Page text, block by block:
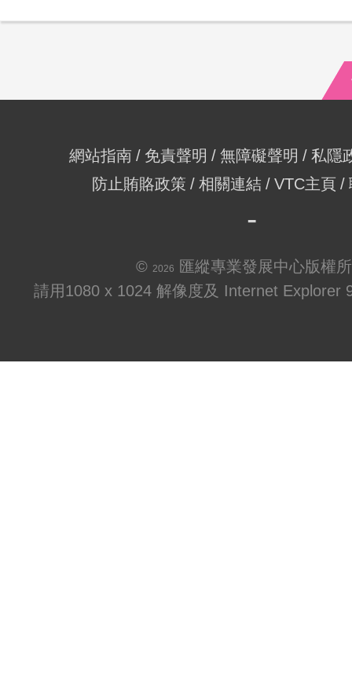
網站指南 免責聲明 無障礙聲明
私隱
防止賄賂政策
相關連結 VTC主頁
© 2026
匯縱專業發展中心版權
請用1080 x 1024 解像度及 Internet Explorer